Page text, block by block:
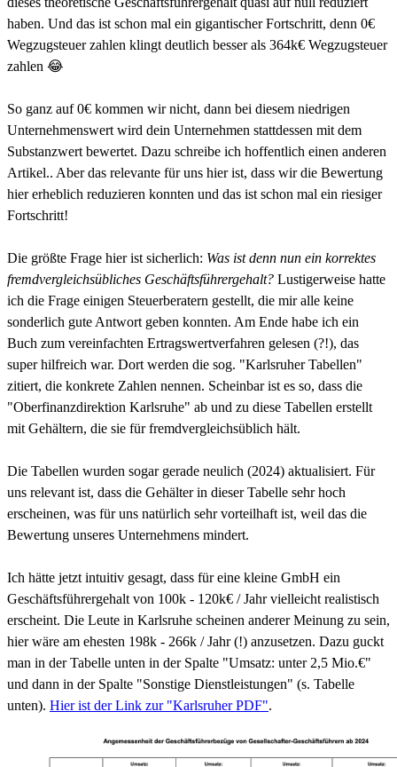
haben. Und das ist schon mal ein gigantischer Fortschritt, denn 0€
Wegzugsteuer zahlen klingt deutlich besser als 364k€ Wegzugsteuer
zahlen 😂
So ganz auf 0€ kommen wir nicht, dann bei diesem niedrigen
Unternehmenswert wird dein Unternehmen stattdessen mit dem
Substanzwert bewertet. Dazu schreibe ich hoffentlich einen anderen
Artikel.. Aber das relevante für uns hier ist, dass wir die Bewertung
hier erheblich reduzieren konnten und das ist schon mal ein riesiger
Fortschritt!
Die größte Frage hier ist sicherlich: Was ist denn nun ein korrektes
fremdvergleichsübliches Geschäftsführergehalt? Lustigerweise hatte
ich die Frage einigen Steuerberatern gestellt, die mir alle keine
sonderlich gute Antwort geben konnten. Am Ende habe ich ein
Buch zum vereinfachten Ertragswertverfahren gelesen (?!), das
super hilfreich war. Dort werden die sog. "Karlsruher Tabellen"
zitiert, die konkrete Zahlen nennen. Scheinbar ist es so, dass die
"Oberfinanzdirektion Karlsruhe" ab und zu diese Tabellen erstellt
mit Gehältern, die sie für fremdvergleichsüblich hält.
Die Tabellen wurden sogar gerade neulich (2024) aktualisiert. Für
uns relevant ist, dass die Gehälter in dieser Tabelle sehr hoch
erscheinen, was für uns natürlich sehr vorteilhaft ist, weil das die
Bewertung unseres Unternehmens mindert.
Ich hätte jetzt intuitiv gesagt, dass für eine kleine GmbH ein
Geschäftsführergehalt von 100k - 120k€ / Jahr vielleicht realistisch
erscheint. Die Leute in Karlsruhe scheinen anderer Meinung zu sein,
hier wäre am ehesten 198k - 266k / Jahr (!) anzusetzen. Dazu guckt
man in der Tabelle unten in der Spalte "Umsatz: unter 2,5 Mio.€"
und dann in der Spalte "Sonstige Dienstleistungen" (s. Tabelle
unten). Hier ist der Link zur "Karlsruher PDF".